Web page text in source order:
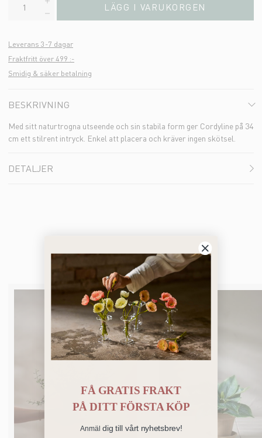
LÄGG I VARUKORGEN
Leverans 3-7 dagar
Fraktfritt över 499 :-
Smidig & säker betalning
BESKRIVNING
Med sitt naturtrogna utseende och sin stabila form ger Cordyline på 34
cm ett stilrent intryck. Enkel att placera och kräver ingen skötsel.
DETALJER
Bästsäljare
FÅ GRATIS FRAKT
PÅDITT FÖRSTA KÖP
Anmäl dig till vårt nyhetsbrev!